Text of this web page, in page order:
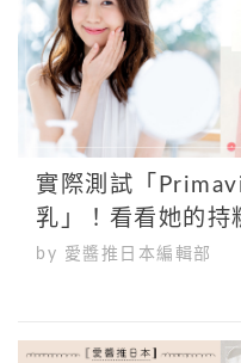
實際測試「
乳」！看看她的持
by 愛醬推日本編輯部